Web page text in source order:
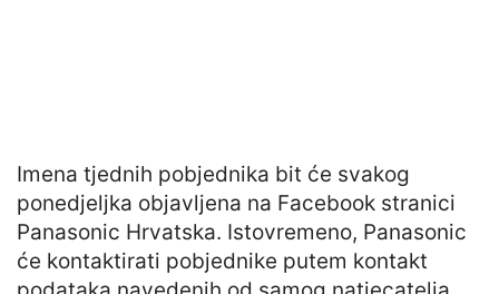
Imena tjednih pobjednika bit će svakog
ponedjeljka objavljena na Facebook stranici
Panasonic Hrvatska. Istovremeno, Panasonic
će kontaktirati pobjednike putem kontakt